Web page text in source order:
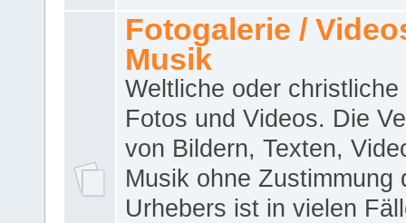
Fotogalerie /
Musik
Weltliche oder christliche
Fotos und Videos. Die
von Bildern, Texten,
Musik ohne Zustimmung
Urhebers ist in vielen